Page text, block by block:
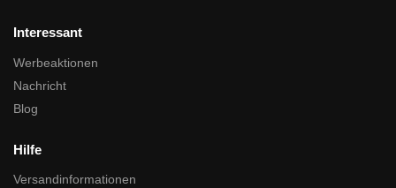
Interessant
Werbeaktionen
Nachricht
Blog
Hilfe
Versandinformationen